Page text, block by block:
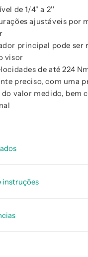
de 1/4" a 2''
ajustáveis por
principal pode ser
visor
de até 224
preciso, com uma
do valor medido, bem
instruções